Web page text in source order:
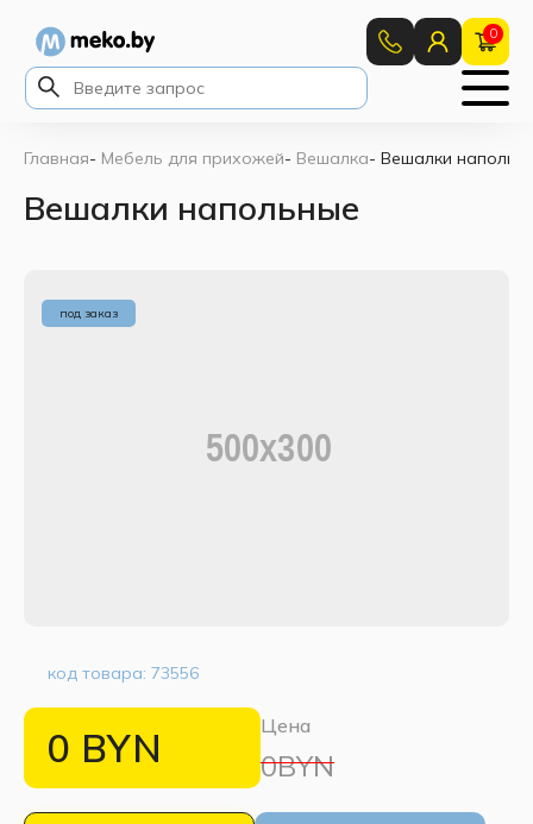
0
Главная- Мебель для прихожей- Вешалка- Вешалки
Вешалки напольные
под заказ
код товара: 73556
0 BYN Цена
0BYN